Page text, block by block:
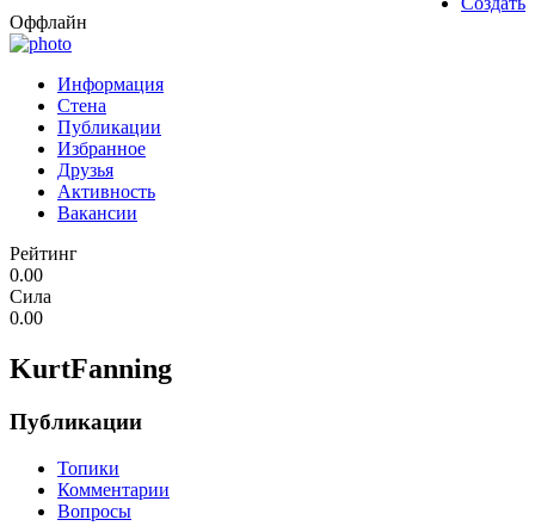
Оффлайн
Информация
Стена
Публикации
Избранное
Друзья
Активность
Вакансии
Рейтинг
0.00
Сила
0.00
KurtFanning
Публикации
Топики
Комментарии
Вопросы